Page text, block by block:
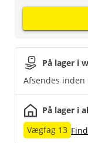
På lager i
Afsendes inden
På lager i
Vægfag 13